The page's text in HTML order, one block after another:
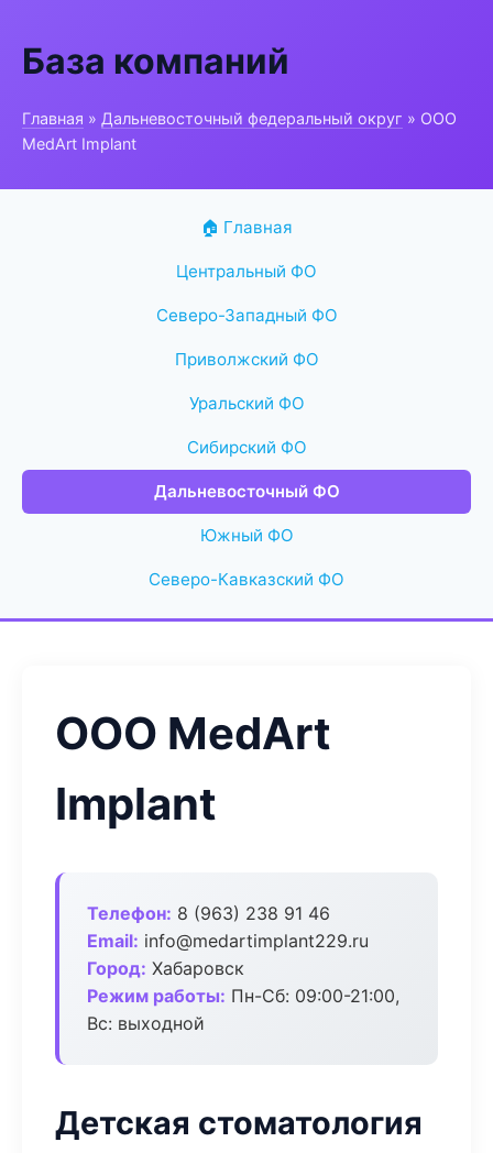
База компаний
Главная » Дальневосточный федеральный округ » ООО
MedArt Implant
🏠 Главная
Центральный ФО
Северо-Западный ФО
Приволжский ФО
Уральский ФО
Сибирский ФО
Дальневосточный ФО
Южный ФО
Северо-Кавказский ФО
ООО MedArt
Implant
Телефон: 8 (963) 238 91 46
Email: info@medartimplant229.ru
Город: Хабаровск
Режим работы: Пн-Сб: 09:00-21:00,
Вс: выходной
Детская стоматология